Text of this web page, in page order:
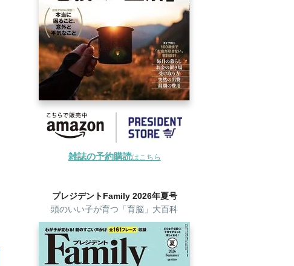
雑誌の予約購読はこちら
プレジデントFamily 2026年夏号
頭のいい子が育つ「育脳」大百科